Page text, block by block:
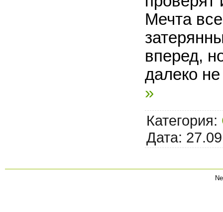
Мечта
вперед,
далеко
»
Категория:
Дата: